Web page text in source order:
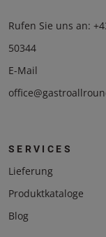
Rufen Sie uns an:
50344
E-Mail
SERVICES
Lieferung
Produktkataloge
Blog